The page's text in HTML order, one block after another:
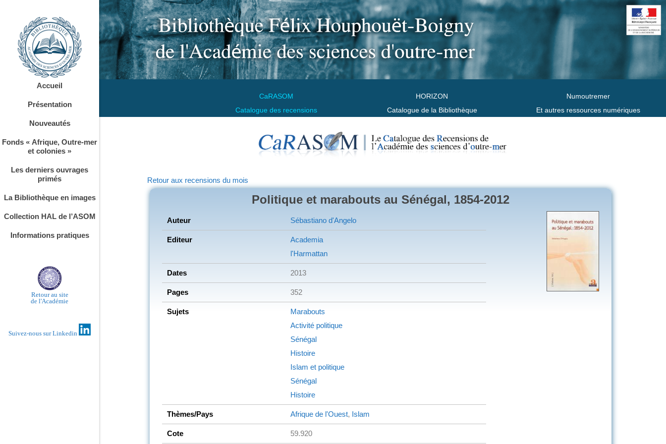
CaRASOM
Catalogue des recensions
HORIZON
Catalogue de la Bibliothèque
Numoutremer
Et autres ressources numériques
Accueil
Présentation
Nouveautés
Fonds « Afrique, Outre-mer
et colonies »
Les derniers ouvrages
primés
La Bibliothèque en images
Collection HAL de l’ASOM
Informations pratiques
Retour au site
de l'Académie
Suivez-nous sur Linkedin
Retour aux recensions du mois
Politique et marabouts au Sénégal, 1854-2012
Auteur Sébastiano d'Angelo
Editeur
Academia
l'Harmattan
Dates 2013
Pages 352
Sujets
Marabouts
Activité politique
Sénégal
Histoire
Islam et politique
Sénégal
Histoire
Thèmes/Pays Afrique de l'Ouest, Islam
Cote 59.920